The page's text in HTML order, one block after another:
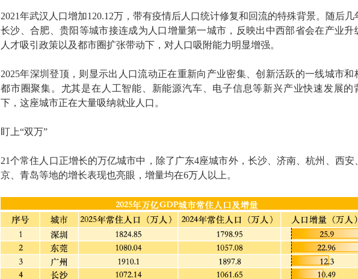
2021年武汉人口增加120.12万，带有疫情后人口统计修复和回流的特殊背景。随后几
长沙、合肥、贵阳等城市接连成为人口增量第一城市，反映出中西部省会在产业升
人才吸引政策以及都市圈扩张带动下，对人口吸附能力明显增强。
2025年深圳登顶，则显示出人口流动正在重新向产业密集、创新活跃的一线城市和
都市圈聚集。尤其是在人工智能、新能源汽车、电子信息等新兴产业快速发展的
下，这座城市正在大量吸纳就业人口。
盯上“双万”
21个常住人口正增长的万亿城市中，除了广东4座城市外，长沙、济南、杭州、西安
京、青岛等地的增长表现也亮眼，增量均在6万人以上。